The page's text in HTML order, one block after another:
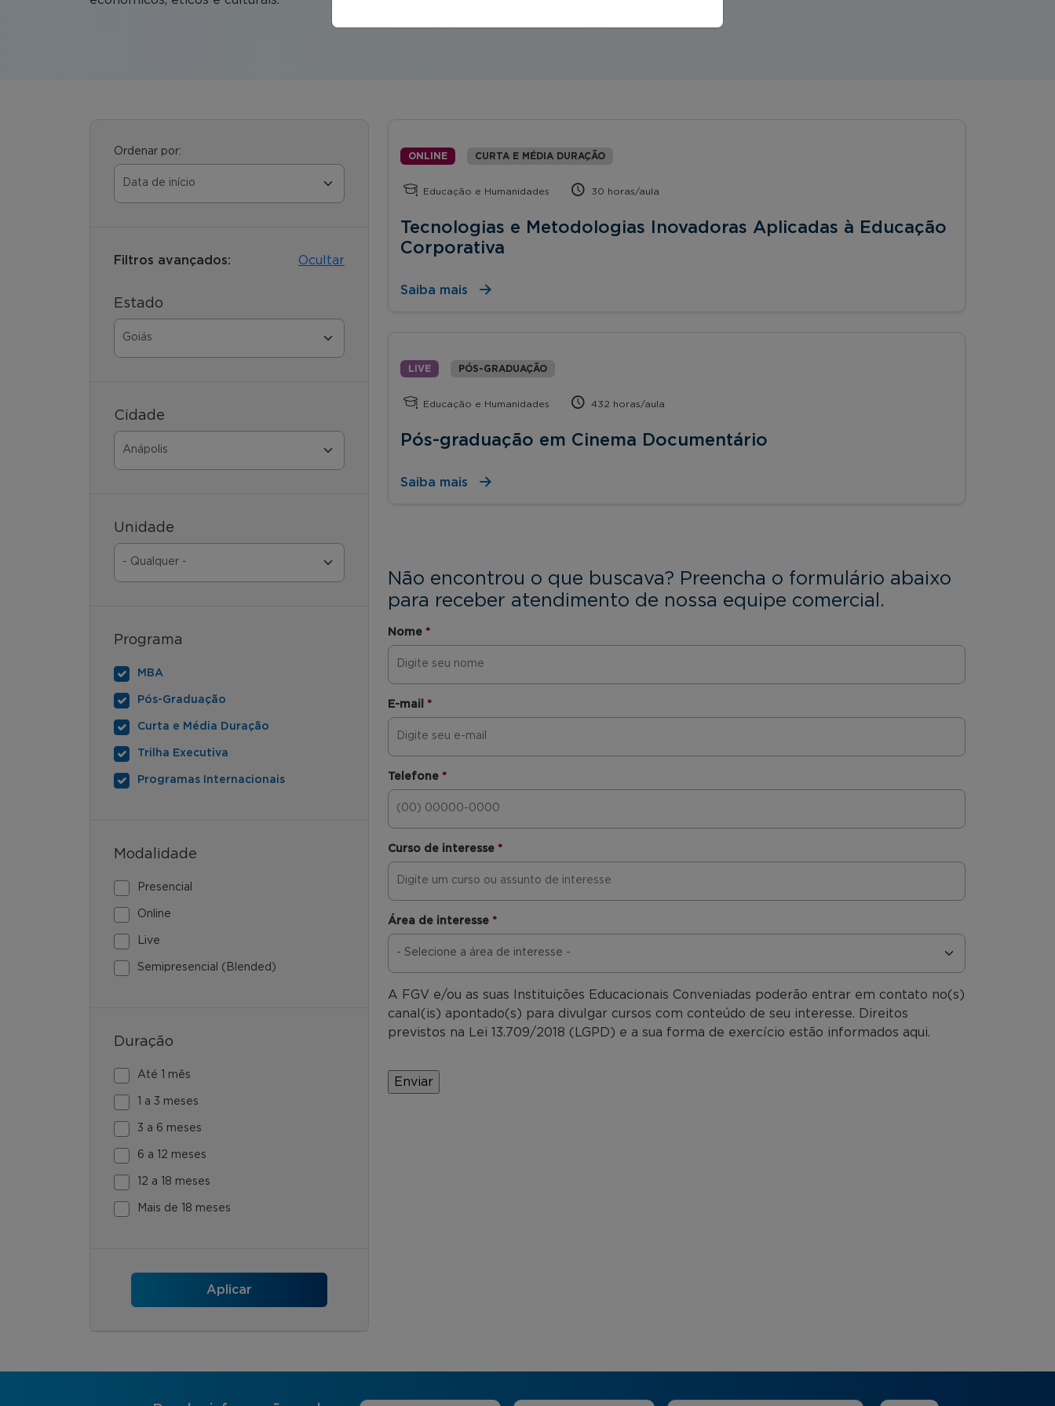
Ordenar por:
Filtros avançados: Ocultar
Estado
Cidade
Unidade
Programa
MBA
Pós-Graduação
Curta e Média Duração
Trilha Executiva
Programas Internacionais
Modalidade
Presencial
Online
Live
Semipresencial (Blended)
Duração
Até 1 mês
1 a 3 meses
3 a 6 meses
6 a 12 meses
12 a 18 meses
Mais de 18 meses
ONLINE CURTA E MÉDIA DURAÇÃO
Educação e Humanidades 30 horas/aula
Tecnologias e Metodologias Inovadoras Aplicadas à Educação
Corporativa
Saiba mais
LIVE PÓS-GRADUAÇÃO
Educação e Humanidades 432 horas/aula
Pós-graduação em Cinema Documentário
Saiba mais
Não encontrou o que buscava? Preencha o formulário abaixo
para receber atendimento de nossa equipe comercial.
Nome *
E-mail *
Telefone *
Curso de interesse *
Área de interesse *
A FGV e/ou as suas Instituições Educacionais Conveniadas poderão entrar em contato no(s)
canal(is) apontado(s) para divulgar cursos com conteúdo de seu interesse. Direitos
previstos na Lei 13.709/2018 (LGPD) e a sua forma de exercício estão informados aqui.